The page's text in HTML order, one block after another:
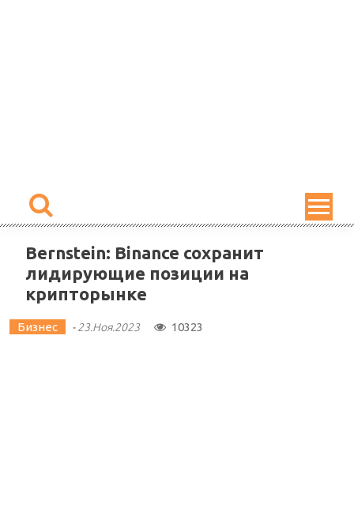
Bernstein: Binance сохранит
лидирующие позиции на
крипторынке
Бизнес -23.Ноя.2023 10323